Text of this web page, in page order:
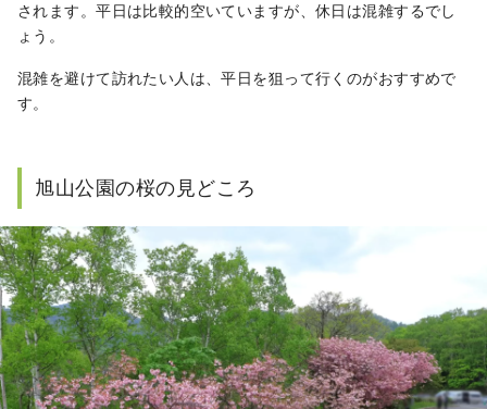
されます。平日は比較的空いていますが、休日は混雑するでし
ょう。
混雑を避けて訪れたい人は、平日を狙って行くのがおすすめで
す。
旭山公園の桜の見どころ